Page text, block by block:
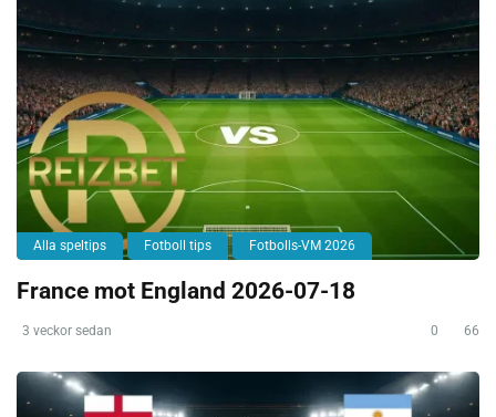
Alla speltips Fotboll tips Fotbolls-VM 2026
France mot England 2026-07-18
3 veckor sedan 0 66